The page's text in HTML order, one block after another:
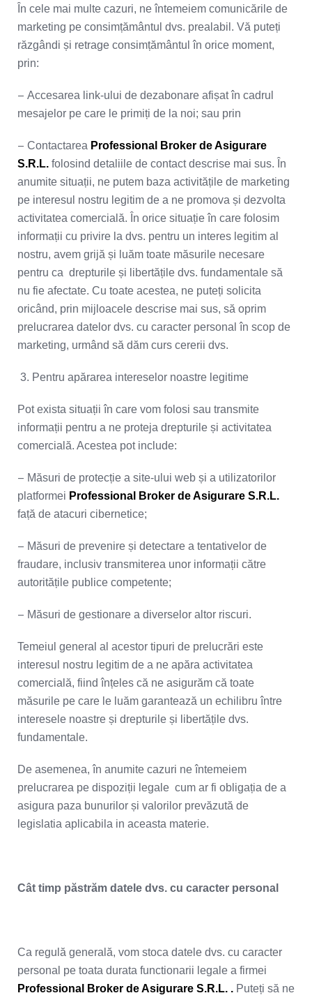
În cele mai multe cazuri, ne întemeiem comunicările de
marketing pe consimțământul dvs. prealabil. Vă puteți
răzgândi și retrage consimțământul în orice moment,
prin:
– Accesarea link-ului de dezabonare afișat în cadrul
mesajelor pe care le primiți de la noi; sau prin
– Contactarea Professional Broker de Asigurare
S.R.L. folosind detaliile de contact descrise mai sus. În
anumite situații, ne putem baza activitățile de marketing
pe interesul nostru legitim de a ne promova și dezvolta
activitatea comercială. În orice situație în care folosim
informații cu privire la dvs. pentru un interes legitim al
nostru, avem grijă și luăm toate măsurile necesare
pentru ca drepturile și libertățile dvs. fundamentale să
nu fie afectate. Cu toate acestea, ne puteți solicita
oricând, prin mijloacele descrise mai sus, să oprim
prelucrarea datelor dvs. cu caracter personal în scop de
marketing, urmând să dăm curs cererii dvs.
3. Pentru apărarea intereselor noastre legitime
Pot exista situații în care vom folosi sau transmite
informații pentru a ne proteja drepturile și activitatea
comercială. Acestea pot include:
– Măsuri de protecție a site-ului web și a utilizatorilor
platformei Professional Broker de Asigurare S.R.L.
față de atacuri cibernetice;
– Măsuri de prevenire și detectare a tentativelor de
fraudare, inclusiv transmiterea unor informații către
autoritățile publice competente;
– Măsuri de gestionare a diverselor altor riscuri.
Temeiul general al acestor tipuri de prelucrări este
interesul nostru legitim de a ne apăra activitatea
comercială, fiind înțeles că ne asigurăm că toate
măsurile pe care le luăm garantează un echilibru între
interesele noastre și drepturile și libertățile dvs.
fundamentale.
De asemenea, în anumite cazuri ne întemeiem
prelucrarea pe dispoziții legale cum ar fi obligația de a
asigura paza bunurilor și valorilor prevăzută de
legislatia aplicabila in aceasta materie.
Cât timp păstrăm datele dvs. cu caracter personal
Ca regulă generală, vom stoca datele dvs. cu caracter
personal pe toata durata functionarii legale a firmei
Professional Broker de Asigurare S.R.L. . Puteți să ne